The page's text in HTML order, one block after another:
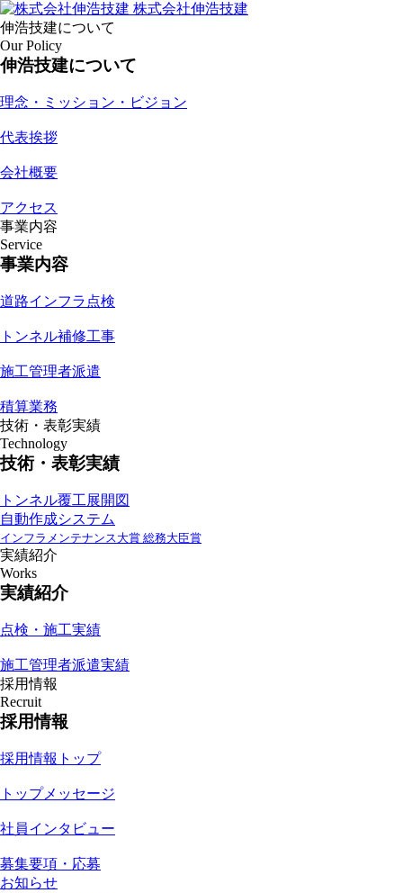
株式会社伸浩技建
伸浩技建について
Our Policy
伸浩技建について
理念・ミッション・ビジョン
代表挨拶
会社概要
アクセス
事業内容
Service
事業内容
道路インフラ点検
トンネル補修工事
施工管理者派遣
積算業務
技術・表彰実績
Technology
技術・表彰実績
トンネル覆工展開図
自動作成システム
インフラメンテナンス大賞 総務大臣賞
実績紹介
Works
実績紹介
点検・施工実績
施工管理者派遣実績
採用情報
Recruit
採用情報
採用情報トップ
トップメッセージ
社員インタビュー
募集要項・応募
お知らせ